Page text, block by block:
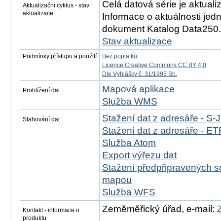
Aktualizační cyklus - stav
aktualizace
Celá datová série je
Informace o aktuálnosti
dokument Katalog Data250.
Stav aktualizace
Podmínky přístupu a použití
Bez poplatků
Licence Creative Commons CC BY 4.0
Dle Vyhlášky č. 31/1995 Sb.
Prohlížení dat
Mapová aplikace
Služba WMS
Stahování dat
Stažení dat z adresáře - S-
Stažení dat z adresáře -
Služba Atom
Export výřezu dat
Stažení předpřipravených
mapou
Služba WFS
Kontakt - informace o
produktu
Zeměměřický úřad, e-mail: